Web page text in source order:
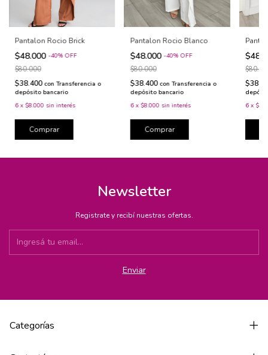
Pantalon Rocio Brick
$48.000 -40% OFF
$80.000
$38.400 con Transferencia o
depósito bancario
6 x $8.000 sin interés
Comprar
Pantalon Rocio Blanco
$48.000 -40% OFF
$80.000
$38.400 con Transferencia o
depósito bancario
6 x $8.000 sin interés
Comprar
6 x
Newsletter
Registrate y recibí nuestras ofertas.
Categorías